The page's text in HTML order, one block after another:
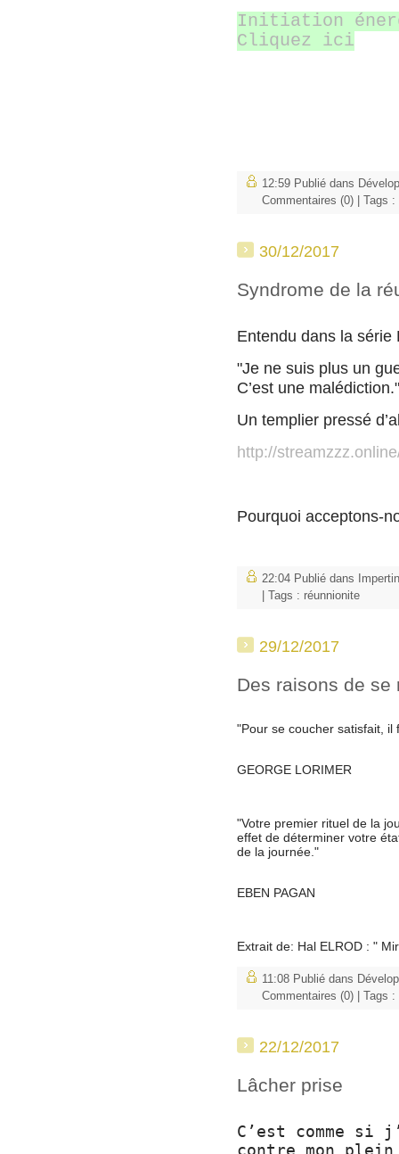
Initiation
Cliquez ici
12:59 Publié dans
Commentaires (0) | Tags :
30/12/2017
Syndrome de la
Entendu dans la série
"Je ne suis plus un
C’est une malédiction."
Un templier pressé
http://
Pourquoi acceptons-
22:04 Publié dans
| Tags : réunnionite
29/12/2017
Des raisons de se
"Pour se coucher satisfait,
GEORGE LORIMER
"Votre premier rituel de la
effet de déterminer votre
de la journée."
EBEN PAGAN
Extrait de: Hal ELROD : "
11:08 Publié dans
Commentaires (0) | Tags :
22/12/2017
Lâcher prise
C’est comme si
contre mon